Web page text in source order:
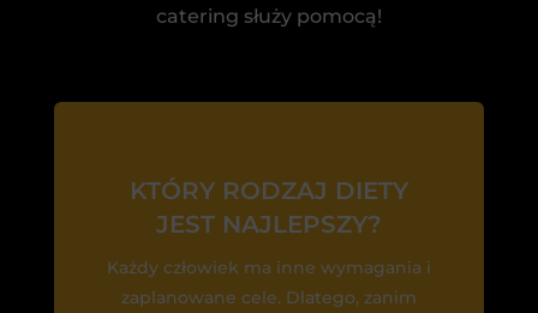
catering służy pomocą!
KTÓRY RODZAJ DIETY
JEST NAJLEPSZY?
Każdy człowiek ma inne wymagania i
zaplanowane cele. Dlatego, zanim